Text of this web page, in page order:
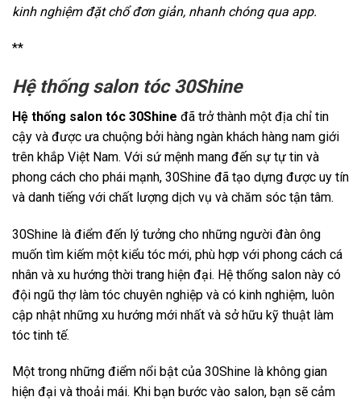
kinh nghiệm đặt chổ đơn giản, nhanh chóng qua app.
**
Hệ thống salon tóc 30Shine
Hệ thống salon tóc 30Shine đã trở thành một địa chỉ tin
cậy và được ưa chuộng bởi hàng ngàn khách hàng nam giới
trên khắp Việt Nam. Với sứ mệnh mang đến sự tự tin và
phong cách cho phái mạnh, 30Shine đã tạo dựng được uy tín
và danh tiếng với chất lượng dịch vụ và chăm sóc tận tâm.
30Shine là điểm đến lý tưởng cho những người đàn ông
muốn tìm kiếm một kiểu tóc mới, phù hợp với phong cách cá
nhân và xu hướng thời trang hiện đại. Hệ thống salon này có
đội ngũ thợ làm tóc chuyên nghiệp và có kinh nghiệm, luôn
cập nhật những xu hướng mới nhất và sở hữu kỹ thuật làm
tóc tinh tế.
Một trong những điểm nổi bật của 30Shine là không gian
hiện đại và thoải mái. Khi bạn bước vào salon, bạn sẽ cảm